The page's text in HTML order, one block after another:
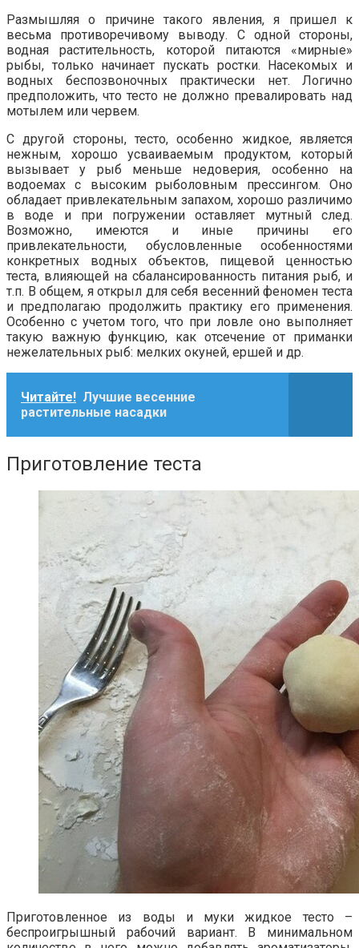
Размышляя о причине такого явления, я пришел к
весьма противоречивому выводу. С одной стороны,
водная растительность, которой питаются «мирные»
рыбы, только начинает пускать ростки. Насекомых и
водных беспозвоночных практически нет. Логично
предположить, что тесто не должно превалировать над
мотылем или червем.
С другой стороны, тесто, особенно жидкое, является
нежным, хорошо усваиваемым продуктом, который
вызывает у рыб меньше недоверия, особенно на
водоемах с высоким рыболовным прессингом. Оно
обладает привлекательным запахом, хорошо различимо
в воде и при погружении оставляет мутный след.
Возможно, имеются и иные причины его
привлекательности, обусловленные особенностями
конкретных водных объектов, пищевой ценностью
теста, влияющей на сбалансированность питания рыб, и
т.п. В общем, я открыл для себя весенний феномен теста
и предполагаю продолжить практику его применения.
Особенно с учетом того, что при ловле оно выполняет
такую важную функцию, как отсечение от приманки
нежелательных рыб: мелких окуней, ершей и др.
Читайте! Лучшие весенние
растительные насадки
Приготовление теста
Приготовленное из воды и муки жидкое тесто –
беспроигрышный рабочий вариант. В минимальном